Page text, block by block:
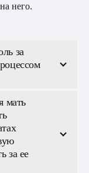
него.
за
мать
за ее